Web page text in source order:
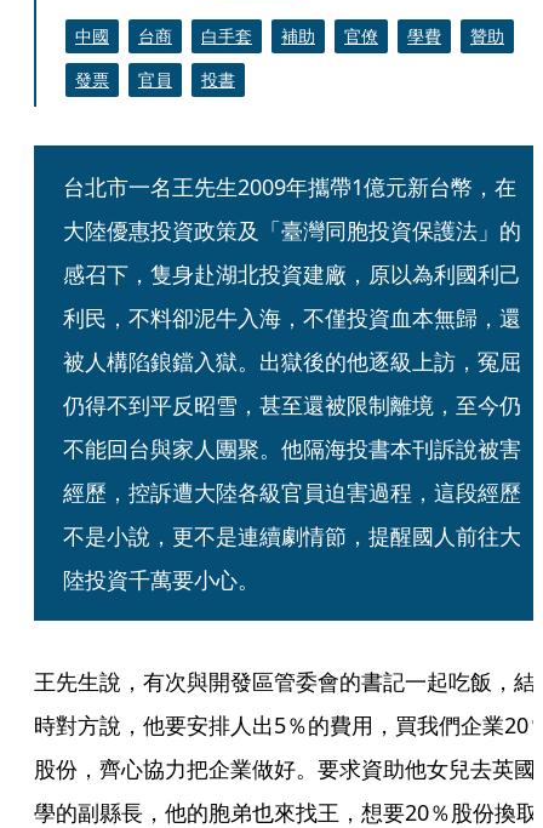
中國 台商 白手套 補助 官僚 學費
贊助
發票
官員 投書
台北市一名王先生2009年攜帶1億元新台幣，在
大陸優惠投資政策及「臺灣同胞投資保護法」的
感召下，隻身赴湖北投資建廠，原以為利國利己
利民，不料卻泥牛入海，不僅投資血本無歸，還
被人構陷鋃鐺入獄。出獄後的他逐級上訪，冤屈
仍得不到平反昭雪，甚至還被限制離境，至今仍
不能回台與家人團聚。他隔海投書本刊訴說被害
經歷，控訴遭大陸各級官員迫害過程，這段經歷
不是小說，更不是連續劇情節，提醒國人前往大
陸投資千萬要小心。
王先生說，有次與開發區管委會的書記一起吃飯，結
時對方說，他要安排人出5％的費用，買我們企業20
股份，齊心協力把企業做好。要求資助他女兒去英國
學的副縣長，他的胞弟也來找王，想要20％股份換取